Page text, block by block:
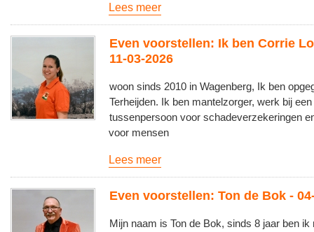
Lees meer
Even voorstellen: Ik ben Corrie
11-03-2026
woon sinds 2010 in Wagenberg, Ik ben
Terheijden. Ik ben mantelzorger, werk bij een
tussenpersoon voor schadeverzekeringen
voor mensen
Lees meer
Even voorstellen: Ton de Bok -
Mijn naam is Ton de Bok, sinds 8 jaar ben ik